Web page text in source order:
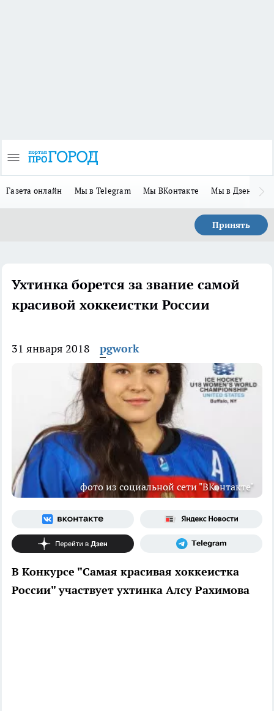
Газета онлайн Мы в Telegram Мы ВКонтакте Мы в Дзене
Принять
Ухтинка борется за звание самой
красивой хоккеистки России
31 января 2018 pgwork
фото из социальной сети "ВКонтакте"
В Конкурсе "Самая красивая хоккеистка
России" участвует ухтинка Алсу Рахимова